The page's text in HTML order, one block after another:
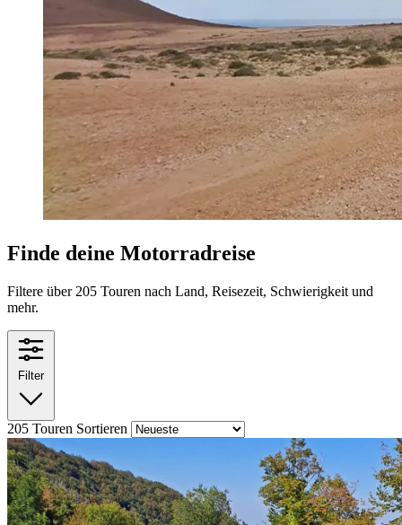
Finde deine Motorradreise
Filtere über 205 Touren nach Land, Reisezeit, Schwierigkeit und
mehr.
Filter
205 Touren Sortieren